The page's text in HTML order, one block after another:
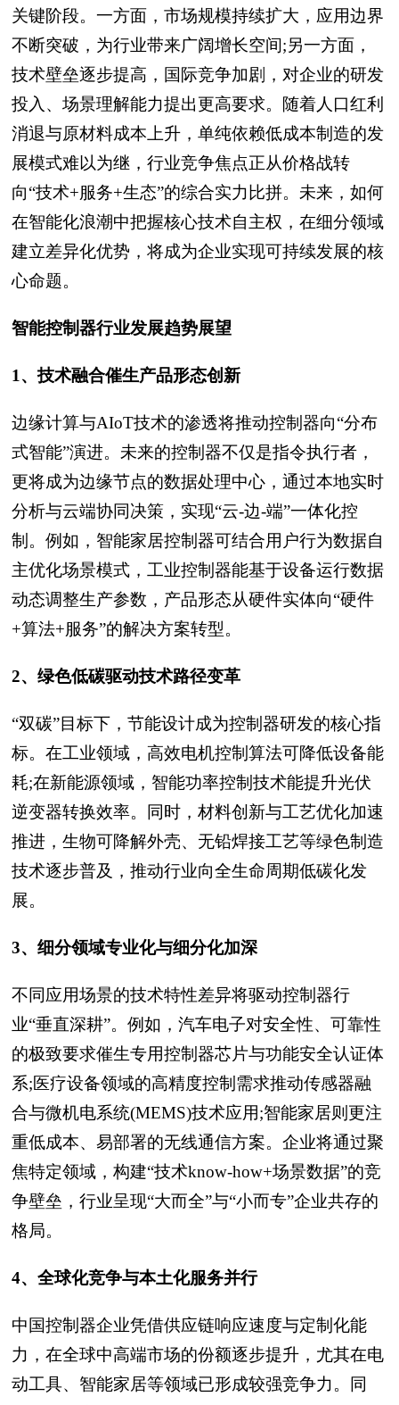
关键阶段。一方面，市场规模持续扩大，应用边界
不断突破，为行业带来广阔增长空间;另一方面，
技术壁垒逐步提高，国际竞争加剧，对企业的研发
投入、场景理解能力提出更高要求。随着人口红利
消退与原材料成本上升，单纯依赖低成本制造的发
展模式难以为继，行业竞争焦点正从价格战转
向“技术+服务+生态”的综合实力比拼。未来，如何
在智能化浪潮中把握核心技术自主权，在细分领域
建立差异化优势，将成为企业实现可持续发展的核
心命题。
智能控制器行业发展趋势展望
1、技术融合催生产品形态创新
边缘计算与AIoT技术的渗透将推动控制器向“分布
式智能”演进。未来的控制器不仅是指令执行者，
更将成为边缘节点的数据处理中心，通过本地实时
分析与云端协同决策，实现“云-边-端”一体化控
制。例如，智能家居控制器可结合用户行为数据自
主优化场景模式，工业控制器能基于设备运行数据
动态调整生产参数，产品形态从硬件实体向“硬件
+算法+服务”的解决方案转型。
2、绿色低碳驱动技术路径变革
“双碳”目标下，节能设计成为控制器研发的核心指
标。在工业领域，高效电机控制算法可降低设备能
耗;在新能源领域，智能功率控制技术能提升光伏
逆变器转换效率。同时，材料创新与工艺优化加速
推进，生物可降解外壳、无铅焊接工艺等绿色制造
技术逐步普及，推动行业向全生命周期低碳化发
展。
3、细分领域专业化与细分化加深
不同应用场景的技术特性差异将驱动控制器行
业“垂直深耕”。例如，汽车电子对安全性、可靠性
的极致要求催生专用控制器芯片与功能安全认证体
系;医疗设备领域的高精度控制需求推动传感器融
合与微机电系统(MEMS)技术应用;智能家居则更注
重低成本、易部署的无线通信方案。企业将通过聚
焦特定领域，构建“技术know-how+场景数据”的竞
争壁垒，行业呈现“大而全”与“小而专”企业共存的
格局。
4、全球化竞争与本土化服务并行
中国控制器企业凭借供应链响应速度与定制化能
力，在全球中高端市场的份额逐步提升，尤其在电
动工具、智能家居等领域已形成较强竞争力。同